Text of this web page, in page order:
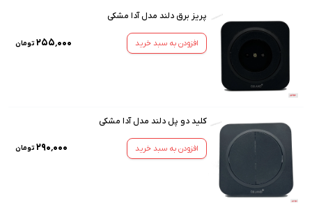
پریز برق دلند مدل آدا مشکی
افزودن به سبد خرید ۲۵۵٬۰۰۰ تومان
کلید دو پل دلند مدل آدا مشکی
افزودن به سبد خرید ۲۹۰٬۰۰۰ تومان